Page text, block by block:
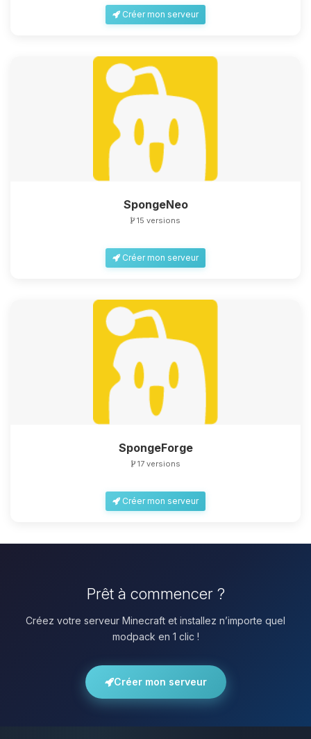
Créer mon serveur
SpongeNeo
15 versions
Créer mon serveur
SpongeForge
17 versions
Créer mon serveur
Prêt à commencer ?
Créez votre serveur Minecraft et installez n’importe quel
modpack en 1 clic !
Créer mon serveur